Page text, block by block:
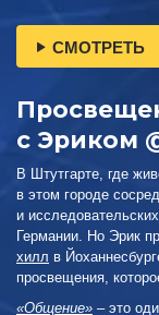
СМОТРЕТЬ
c Эриком
В Штутгарте, где
в этом городе
и
Германии. Но Эрик
хилл в
просвещения,
«Общение» – это